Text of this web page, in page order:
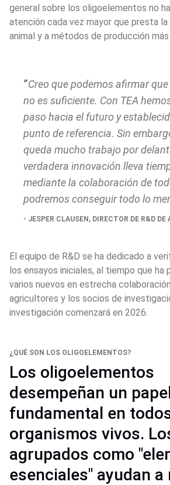
general sobre los oligoelementos no
atención cada vez mayor que presta la
animal y a métodos de producción
Creo que podemos afirmar
no es suficiente. Con TEA
paso hacia el futuro y
punto de referencia. Sin
queda mucho trabajo por
verdadera innovación lleva
mediante la colaboración de
podremos conseguir todo lo
JESPER CLAUSEN, DIRECTOR DE R&D DE
El equipo de R&D se ha dedicado a
los ensayos iniciales, al tiempo que ha
varios nuevos en estrecha
agricultores y los socios de
investigación comenzará en 2026.
¿QUÉ SON LOS OLIGOELEMENTOS?
Los oligoelementos
desempeñan un
fundamental en
organismos vivos.
agrupados como
esenciales" ayudan a